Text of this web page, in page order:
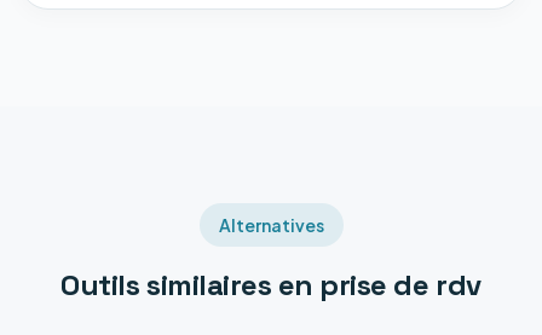
Alternatives
Outils similaires en prise de rdv